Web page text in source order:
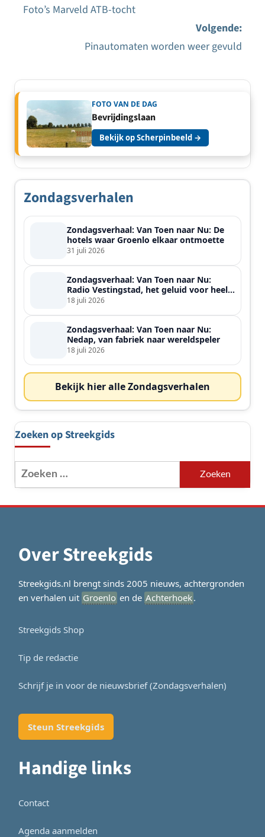
navigatie
Foto’s Marveld ATB-tocht
Volgende:
Pinautomaten worden weer gevuld
FOTO VAN DE DAG
Bevrijdingslaan
Bekijk op Scherpinbeeld →
Zondagsverhalen
Zondagsverhaal: Van Toen naar Nu: De
hotels waar Groenlo elkaar ontmoette
31 juli 2026
Zondagsverhaal: Van Toen naar Nu:
Radio Vestingstad, het geluid voor heel
de streek
18 juli 2026
Zondagsverhaal: Van Toen naar Nu:
Nedap, van fabriek naar wereldspeler
18 juli 2026
Bekijk hier alle Zondagsverhalen
Zoeken op Streekgids
Zoeken
naar:
Over Streekgids
Streekgids.nl brengt sinds 2005 nieuws, achtergronden
en verhalen uit Groenlo en de Achterhoek.
Streekgids Shop
Tip de redactie
Schrijf je in voor de nieuwsbrief (Zondagsverhalen)
Steun Streekgids
Handige links
Contact
Agenda aanmelden